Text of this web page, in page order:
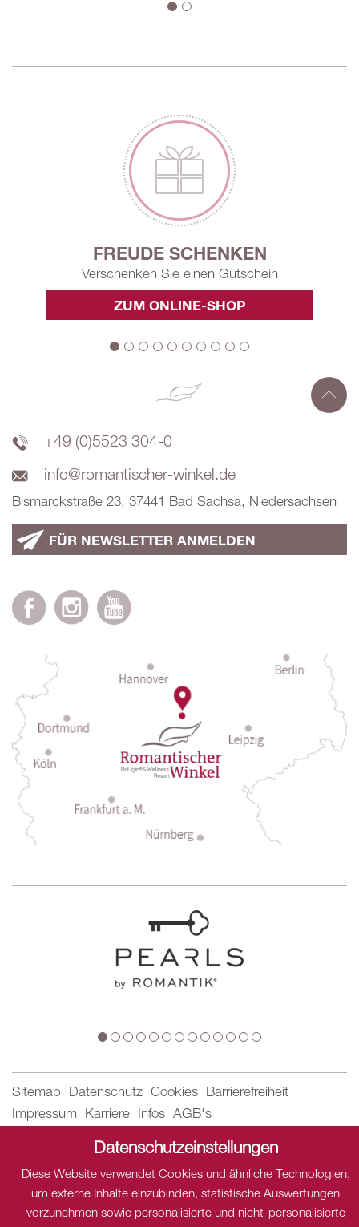
Datenschutzeinstellungen
Diese Website verwendet Cookies und ähnliche Technologien,
um externe Inhalte einzubinden, statistische Auswertungen
vorzunehmen sowie personalisierte und nicht-personalisierte
FREUDE SCHENKEN
Verschenken Sie einen Gutschein
ZUM ONLINE-SHOP
+49 (0)5523 304-0
info@romantischer-winkel.de
Bismarckstraße 23, 37441 Bad Sachsa, Niedersachsen
FÜR NEWSLETTER ANMELDEN
Sitemap Datenschutz Cookies Barrierefreiheit
Impressum Karriere Infos AGB's
Dieser Inhalt ist nur sichtbar wenn Sie Cookies von "THE
HOTELS NETWORK" akzeptieren.